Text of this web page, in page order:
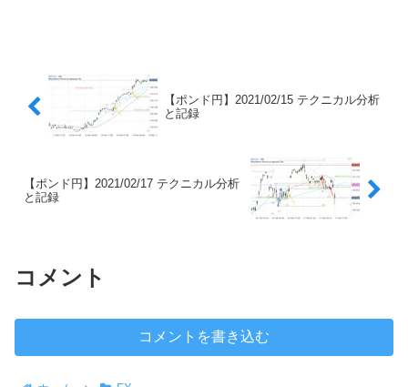
【ポンド円】2021/02/15 テクニカル分析
と記録
【ポンド円】2021/02/17 テクニカル分析
と記録
コメント
コメントを書き込む